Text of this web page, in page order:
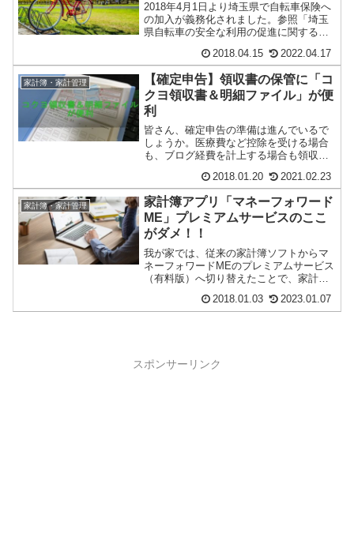
2018年4月1日より埼玉県で自転車保険へ
の加入が義務化されました。参照「埼玉
県自転車の安全な利用の促進に関する条
加入義務化...
2018.04.15 2022.04.17
家計簿・家計管理
【確定申告】領収書の保管に「コ
クヨ領収書＆明細ファイル」が便
利
皆さん、確定申告の準備は進んでいるで
しょうか。医療費など控除を受ける場合
も、ブログ経費を計上する場合も領収書
す。きちんと整理し...
2018.01.20 2021.02.23
家計簿・家計管理
家計簿アプリ「マネーフォワード
ME」プレミアムサービスのここ
がダメ！！
我が家では、従来の家計簿ソフトからマ
ネーフォワードMEのプレミアムサービス
（有料版）へ切り替えたことで、家計管
化されました。...2018.01.03 2023.01.07
スポンサーリンク